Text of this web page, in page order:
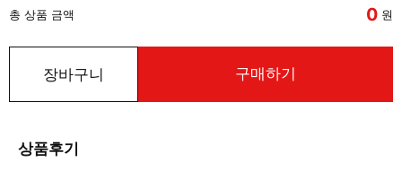
총 상품 금액 0 원
장바구니 구매하기
상품후기